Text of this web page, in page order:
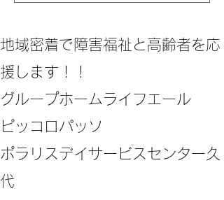
地域密着で障害福祉と高齢者を応
援します！！
グループホームライフエール
ピッコロパッソ
ポラリスデイサービスセンター久
代